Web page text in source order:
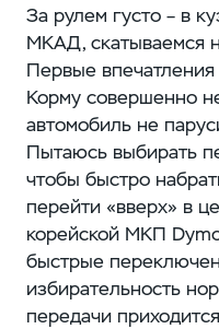
За рулем густо – в
МКАД, скатываемся
Первые
Корму совершенно
автомобиль не
Пытаюсь выбирать
чтобы быстро
перейти «вверх» в
корейской МКП
быстрые
избирательность
передачи